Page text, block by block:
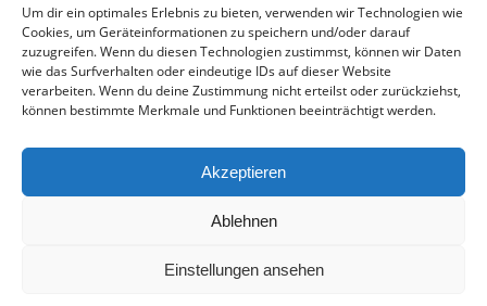
Um dir ein optimales Erlebnis zu bieten, verwenden wir Technologien wie
Cookies, um Geräteinformationen zu speichern und/oder darauf
zuzugreifen. Wenn du diesen Technologien zustimmst, können wir Daten
wie das Surfverhalten oder eindeutige IDs auf dieser Website
verarbeiten. Wenn du deine Zustimmung nicht erteilst oder zurückziehst,
können bestimmte Merkmale und Funktionen beeinträchtigt werden.
Akzeptieren
Ablehnen
Einstellungen ansehen
30. Juli 2026
Deine Spielminute: 89+1
28. Juli 2026
Neuer Rückensponsor
Neue Podcast-Folge: So tickt Björn!
27. Juli 2026